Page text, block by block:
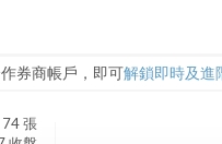
券商帳戶，即可解鎖即時及進
74張